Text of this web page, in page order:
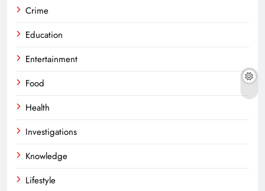
Crime
Education
Entertainment
Food
Health
Investigations
Knowledge
Lifestyle